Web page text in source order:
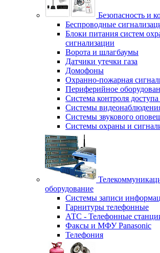
Безопасность и
Беспроводные
Блоки питания систем
сигнализации
Ворота и шлагбаумы
Датчики утечки газа
Домофоны
Охранно-пожарная
Периферийное
Система контроля
Системы
Системы звукового
Системы охраны и
оборудование
Системы записи
Гарнитуры телефонные
АТС - Телефонные
Факсы и МФУ Panasonic
Телефония